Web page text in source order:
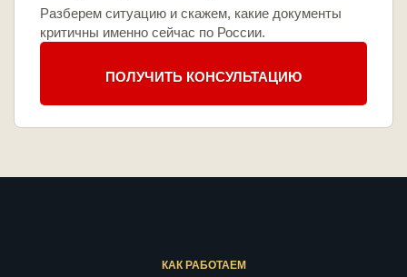
Разберем ситуацию и скажем, какие документы
критичны именно сейчас по России.
ПОЛУЧИТЬ КОНСУЛЬТАЦИЮ
КАК РАБОТАЕМ